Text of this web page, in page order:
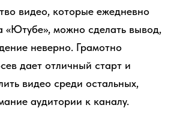
видео, которые ежедневно
«Ютубе», можно сделать вывод,
неверно. Грамотно
дает отличный старт и
видео среди остальных,
аудитории к каналу.